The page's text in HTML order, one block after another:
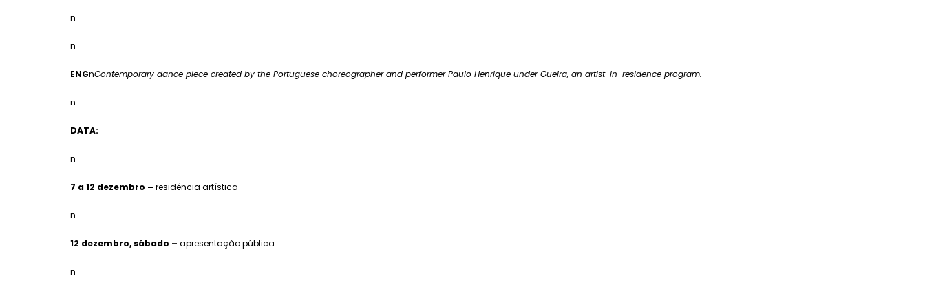
n
n
ENGnContemporary dance piece created by the Portuguese choreographer and performer Paulo Henrique under Guelra, an artist-in-residence program.
n
DATA:
n
7 a 12 dezembro – residência artística
n
12 dezembro, sábado – apresentação pública
n